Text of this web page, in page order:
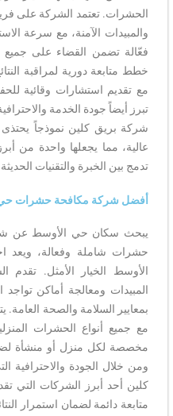
الحشرات. تعتمد الشركة على
والمبيدات الآمنة، مع سرعة
فعّالة تضمن القضاء على جميع
خطط متابعة دورية لمراقبة
مع تقديم استشارات وقائية
تبرز أيضاً جودة الخدمة
شركة بريق كلين نموذجاً
عالية، مما يجعلها واحدة من
تدمج بين الخبرة والتقنيات
أفضل شركة مكافحة حشرات
يبحث سكان حي الأوسط عن
حشرات شاملة وفعالة،
الأوسط الخيار الأمثل.
المبيدات ومعالجة أماكن تواجد
بمعايير السلامة والصحة العامة.
مع جميع أنواع الحشرات
مخصصة لكل منزل أو منشأة
ومن خلال الجودة والاحترافية
كلين أحد أبرز الشركات التي
متابعة دائمة لضمان استمرار